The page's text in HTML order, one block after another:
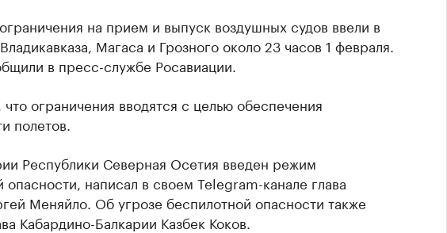
на прием и выпуск воздушных судов ввели в
Магаса и Грозного около 23 часов 1 февраля.
в пресс-службе Росавиации.
ограничения вводятся с целью обеспечения
полетов.
Республики Северная Осетия введен режим
опасности, написал в своем Telegram-канале глава
Меняйло. Об угрозе беспилотной опасности также
Кабардино-Балкарии Казбек Коков.